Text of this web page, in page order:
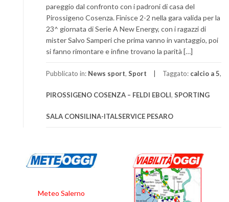
pareggio dal confronto con i padroni di casa del
Pirossigeno Cosenza. Finisce 2-2 nella gara valida per la
23^ giornata di Serie A New Energy, con i ragazzi di
mister Salvo Samperi che prima vanno in vantaggio, poi
si fanno rimontare e infine trovano la parità […]
Pubblicato in: News sport, Sport Taggato: calcio a 5,
PIROSSIGENO COSENZA – FELDI EBOLI, SPORTING
SALA CONSILINA-ITALSERVICE PESARO
Meteo Salerno